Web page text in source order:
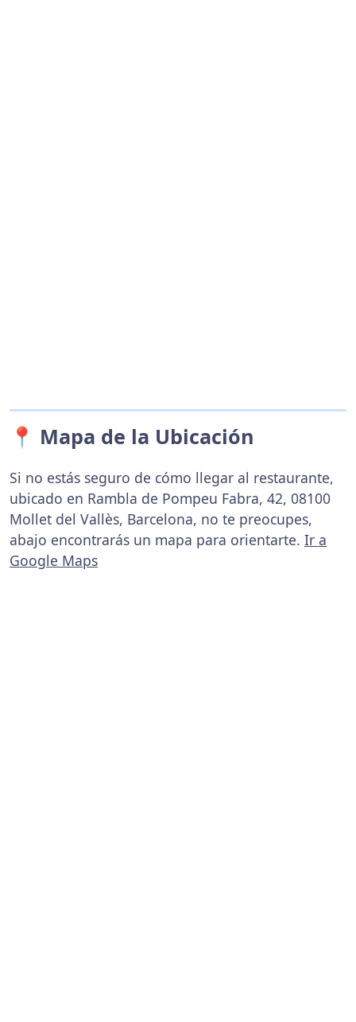
📍 Mapa de la Ubicación
Si no estás seguro de cómo llegar al restaurante,
ubicado en Rambla de Pompeu Fabra, 42, 08100
Mollet del Vallès, Barcelona, no te preocupes,
abajo encontrarás un mapa para orientarte. Ir a
Google Maps